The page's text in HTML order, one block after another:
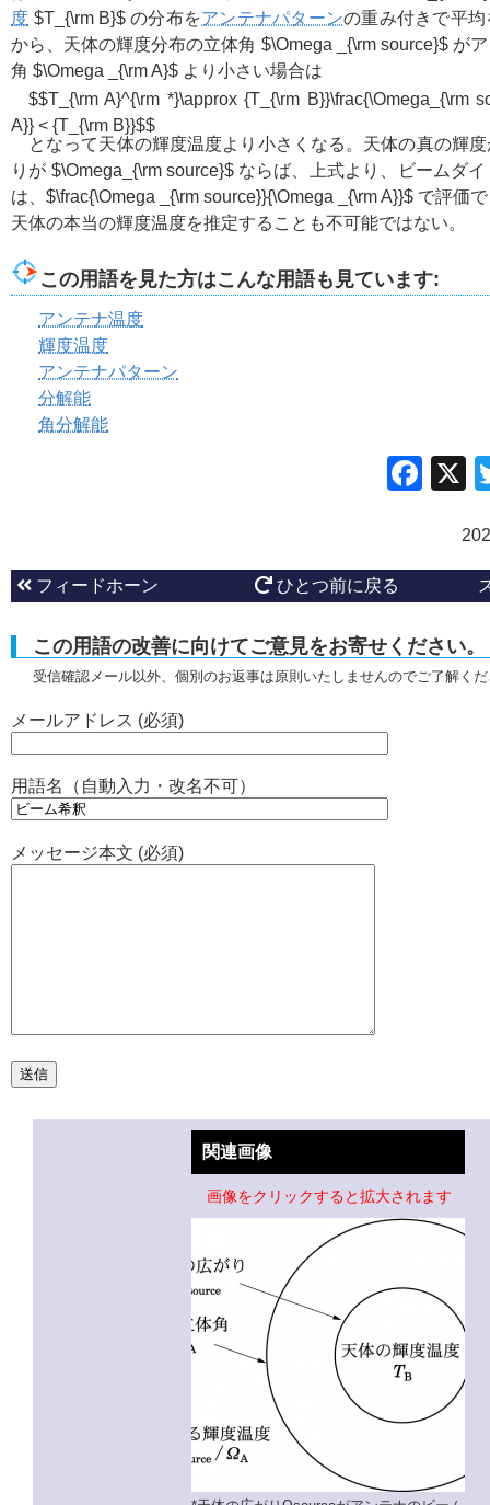
度 $T_{\rm B}$の分布をアンテナパターンの重み付きで平
から、天体の輝度分布の立体角 $\Omega _{\rm source}$がア
角 $\Omega _{\rm A}$ より小さい場合は
$$T_{\rm A}^{\rm *}\approx {T_{\rm B}}\frac{\Omega_{\rm
A}} < {T_{\rm B}}$$
となって天体の輝度温度より小さくなる。天体の真の輝
りが $\Omega_{\rm source}$ならば、上式より、ビームダ
は、 $\frac{\Omega _{\rm source}}{\Omega _{\rm A}}$ で評価
天体の本当の輝度温度を推定することも不可能ではない。
この用語を見た方はこんな用語も見ています:
アンテナ温度
輝度温度
アンテナパターン
分解能
角分解能
フィードホーン ひとつ前に戻る
この用語の改善に向けてご意見をお寄せください。
受信確認メール以外、個別のお返事は原則いたしませんのでご了解く
メールアドレス (必須)
用語名（自動入力・改名不可）
メッセージ本文 (必須)
関連画像
画像をクリックすると拡大されます